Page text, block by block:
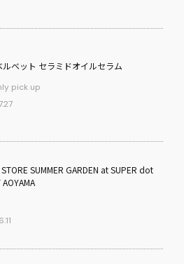
ルベット セラミドオイルセラム
pick up
SUMMER GARDEN at SUPER dot
AOYAMA